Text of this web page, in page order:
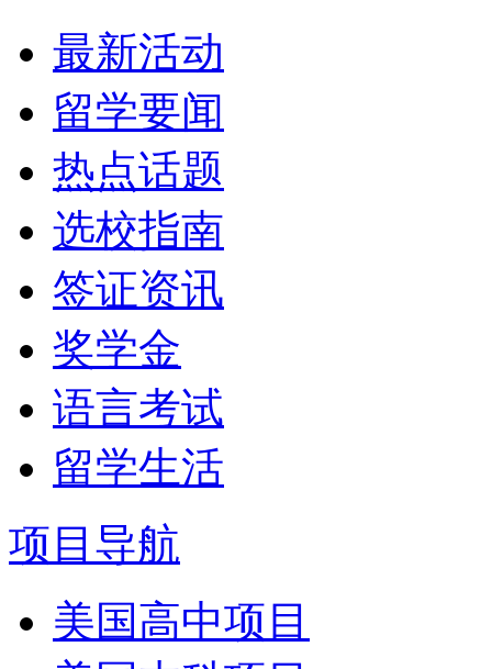
最新活动
留学要闻
热点话题
选校指南
签证资讯
奖学金
语言考试
留学生活
项目导航
美国高中项目